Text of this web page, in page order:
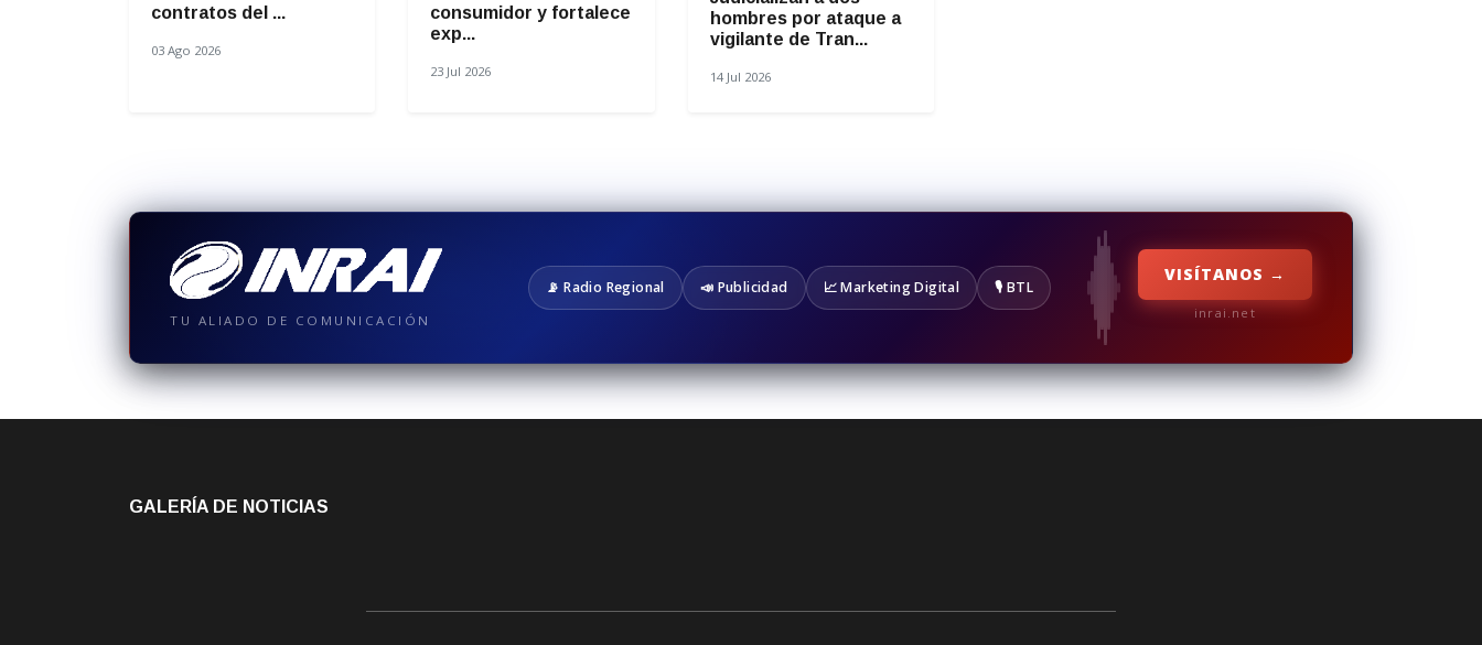
contratos del ...
03 Ago 2026
consumidor y fortalece
exp...
23 Jul 2026
hombres por ataque a
vigilante de Tran...
14 Jul 2026
TU ALIADO DE COMUNICACIÓN
📡 Radio Regional 📣 Publicidad 📈 Marketing Digital 🎙️ BTL
VISÍTANOS →
inrai.net
GALERÍA DE NOTICIAS